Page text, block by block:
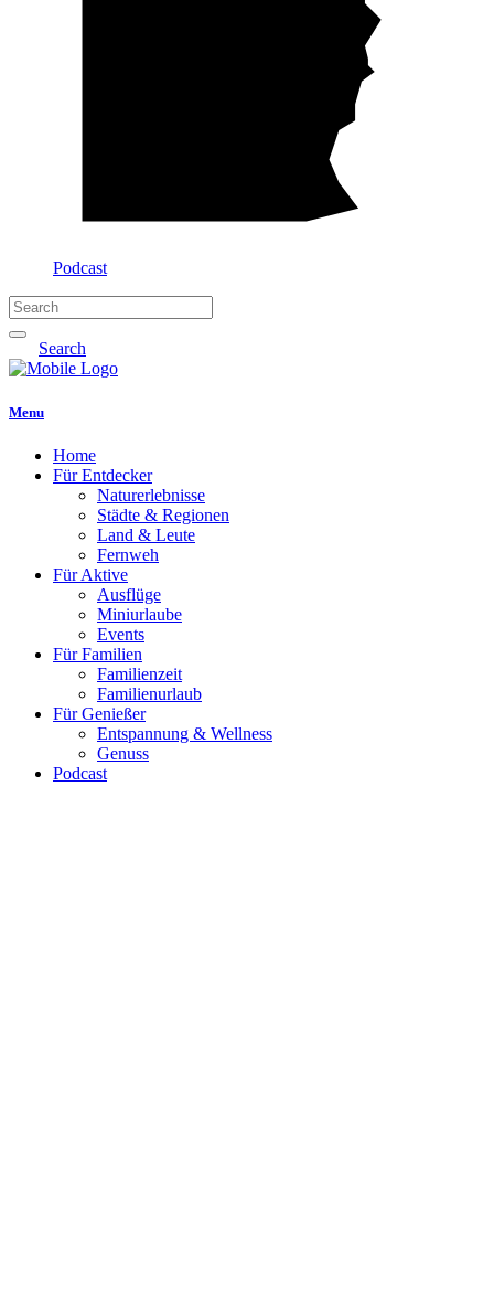
Podcast
Search
Menu
Home
Für Entdecker
Naturerlebnisse
Städte & Regionen
Land & Leute
Fernweh
Für Aktive
Ausflüge
Miniurlaube
Events
Für Familien
Familienzeit
Familienurlaub
Für Genießer
Entspannung & Wellness
Genuss
Podcast